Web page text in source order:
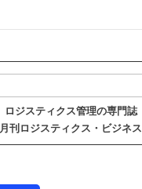
ロジスティクス管理の専門誌
月刊ロジスティクス・ビジネス